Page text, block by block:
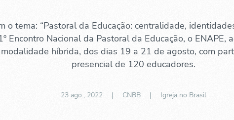
o tema: “Pastoral da Educação: centralidade,
Encontro Nacional da Pastoral da Educação, o ENAPE,
modalidade híbrida, dos dias 19 a 21 de agosto, com
presencial de 120 educadores.
23 ago., 2022| CNBB | Igreja no Brasil